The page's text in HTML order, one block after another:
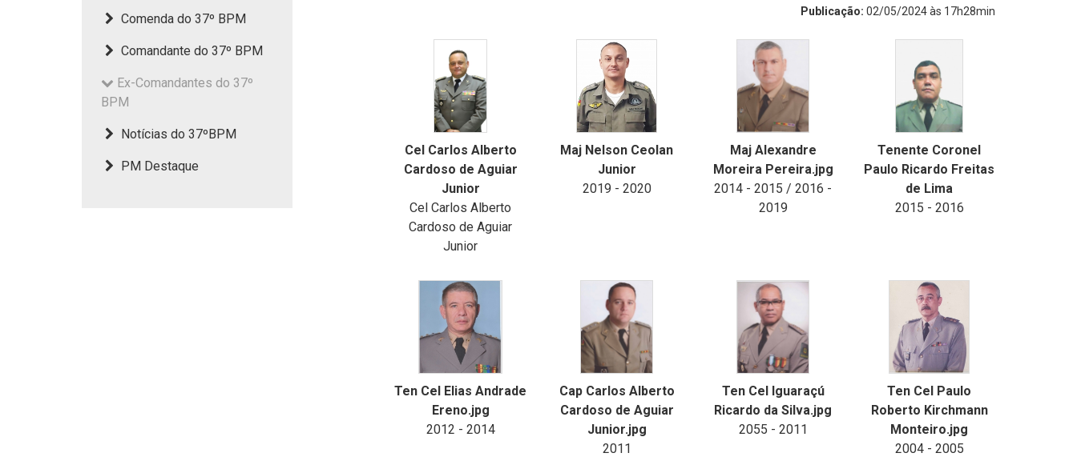
Comenda do 37º BPM
Comandante do 37º BPM
Ex-Comandantes do 37º
BPM
Notícias do 37ºBPM
PM Destaque
Publicação: 02/05/2024 às 17h28min
Cel Carlos Alberto
Cardoso de Aguiar
Junior
Cel Carlos Alberto
Cardoso de Aguiar
Junior
Maj Nelson Ceolan
Junior
2019 - 2020
Maj Alexandre
Moreira Pereira.jpg
2014 - 2015 / 2016 -
2019
Tenente Coronel
Paulo Ricardo Freitas
de Lima
2015 - 2016
Ten Cel Elias Andrade
Ereno.jpg
2012 - 2014
Cap Carlos Alberto
Cardoso de Aguiar
Junior.jpg
2011
Ten Cel Iguaraçú
Ricardo da Silva.jpg
2055 - 2011
Ten Cel Paulo
Roberto Kirchmann
Monteiro.jpg
2004 - 2005